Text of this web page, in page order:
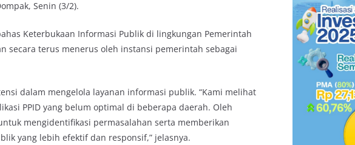
Senin (3/2).
Keterbukaan Informasi Publik di lingkungan Pemerintah
secara terus menerus oleh instansi pemerintah sebagai
dalam mengelola layanan informasi publik. “Kami melihat
PPID yang belum optimal di beberapa daerah. Oleh
mengidentifikasi permasalahan serta memberikan
yang lebih efektif dan responsif,” jelasnya.